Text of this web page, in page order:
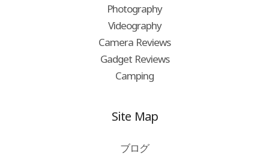
Photography
Videography
Camera Reviews
Gadget Reviews
Camping
Site Map
ブログ